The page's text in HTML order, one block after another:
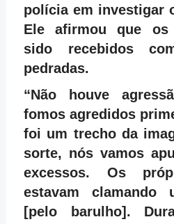
polícia em investigar
Ele afirmou que os
sido recebidos
pedradas.
“Não houve
fomos agredidos
foi um trecho da
sorte, nós vamos
excessos. Os
estavam clamando
[pelo barulho].